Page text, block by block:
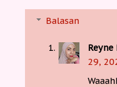
Balasan
Reyne
29,